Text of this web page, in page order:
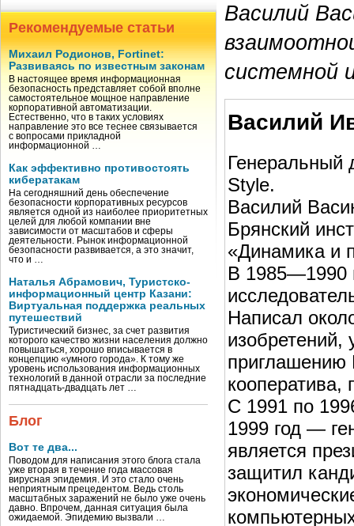
Рекомендуемые статьи
Михаил Родионов, Fortinet:
Развиваясь по известным законам
В настоящее время информационная
безопасность представляет собой вполне
самостоятельное мощное направление
корпоративной автоматизации.
Естественно, что в таких условиях
направление это все теснее связывается
с вопросами прикладной
информационной …
Как эффективно противостоять
кибератакам
На сегодняшний день обеспечение
безопасности корпоративных ресурсов
является одной из наиболее приоритетных
целей для любой компании вне
зависимости от масштабов и сферы
деятельности. Рынок информационной
безопасности развивается, а это значит,
что и …
Наталья Абрамович, Туристско-
информационный центр Казани:
Виртуальная поддержка реальных
путешествий
Туристический бизнес, за счет развития
которого качество жизни населения должно
повышаться, хорошо вписывается в
концепцию «умного города». К тому же
уровень использования информационных
технологий в данной отрасли за последние
пятнадцать-двадцать лет …
Блог
Вот те два...
Поводом для написания этого блога стала
уже вторая в течение года массовая
вирусная эпидемия. И это стало очень
неприятным прецедентом. Ведь столь
масштабных заражений не было уже очень
давно. Впрочем, данная ситуация была
ожидаемой. Эпидемию вызвали …
Василий
системной
Василий
Генеральный
Style.
Василий
Брянский
«Динамика и
В 1985—1990
Написал
изобретений,
приглашению
кооператива,
С 1991 по
1999 год —
является
защитил